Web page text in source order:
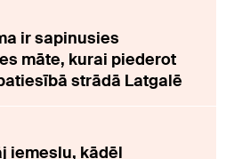
ir sapinusies
māte, kurai piederot
strādā Latgalē
iemeslu, kādēļ